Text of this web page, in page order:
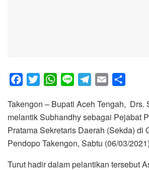
c
e
b
o
i
t
t
e
W
a
t
s
A
n
e
l
e
g
r
a
i
l
r
e
Takengon – Bupati Aceh Tengah, Drs.
melantik Subhandhy sebagai Pejabat
Pratama Sekretaris Daerah (Sekda) di
Pendopo Takengon, Sabtu (06/03/
Turut hadir dalam pelantikan tersebut